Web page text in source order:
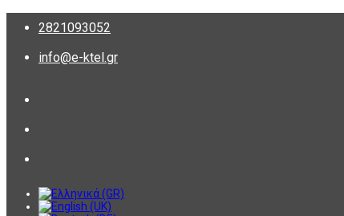
2821093052
info@e-ktel.gr